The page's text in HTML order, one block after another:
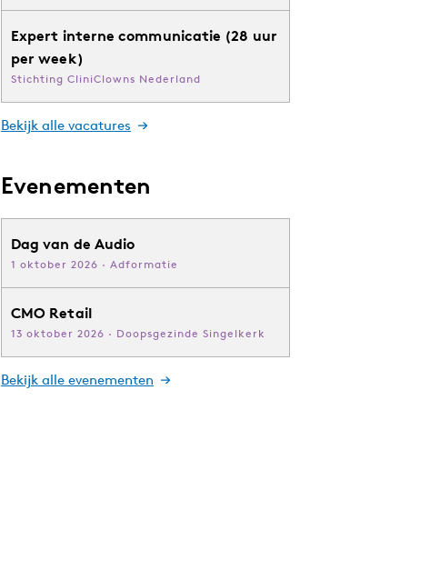
Expert interne communicatie (28 uur
per week)
Stichting CliniClowns Nederland
Bekijk alle vacatures
Evenementen
Dag van de Audio
1 oktober 2026 · Adformatie
CMO Retail
13 oktober 2026 · Doopsgezinde Singelkerk
Bekijk alle evenementen